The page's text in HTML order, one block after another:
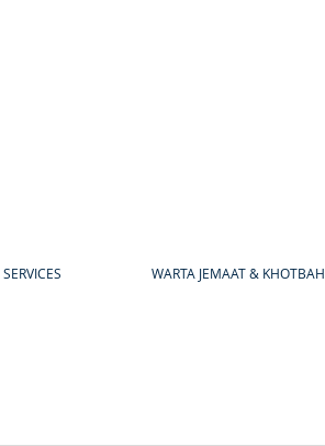
SERVICES WARTA JEMAAT & KHOTBAH